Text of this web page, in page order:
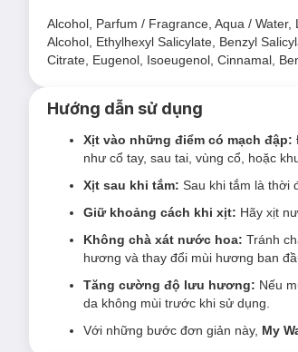
Alcohol, Parfum / Fragrance, Aqua /
Alcohol, Ethylhexyl Salicylate, Benzyl
Citrate, Eugenol, Isoeugenol, Cinnamal,
Hướng dẫn sử dụng
Xịt vào những điểm có mạch đập:
như cổ tay, sau tai, vùng cổ, hoặc
Xịt sau khi tắm: Sau khi tắm là thời
Giữ khoảng cách khi xịt: Hãy xịt
Không chà xát nước hoa: Tránh
hương và thay đổi mùi hương ban
Tăng cường độ lưu hương: Nếu
da không mùi trước khi sử dụng.
Với những bước đơn giản này, My